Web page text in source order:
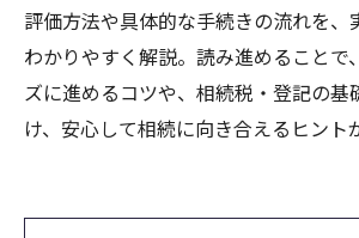
評価方法や具体的な手続きの流れを、
わかりやすく解説。読み進めることで
ズに進めるコツや、相続税・登記の基
け、安心して相続に向き合えるヒント